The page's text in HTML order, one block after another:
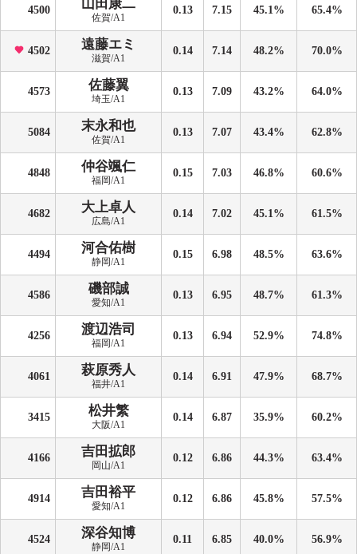
4500 山田康二
佐賀/A1
0.13 7.15 45.1% 65.4%
4502 遠藤エミ
滋賀/A1
0.14 7.14 48.2% 70.0%
4573 佐藤翼
埼玉/A1
0.13 7.09 43.2% 64.0%
5084 末永和也
佐賀/A1
0.13 7.07 43.4% 62.8%
4848 仲谷颯仁
福岡/A1
0.15 7.03 46.8% 60.6%
4682 大上卓人
広島/A1
0.14 7.02 45.1% 61.5%
4494 河合佑樹
静岡/A1
0.15 6.98 48.5% 63.6%
4586 磯部誠
愛知/A1
0.13 6.95 48.7% 61.3%
4256 渡辺浩司
福岡/A1
0.13 6.94 52.9% 74.8%
4061 萩原秀人
福井/A1
0.14 6.91 47.9% 68.7%
3415 松井繁
大阪/A1
0.14 6.87 35.9% 60.2%
4166 吉田拡郎
岡山/A1
0.12 6.86 44.3% 63.4%
4914 吉田裕平
愛知/A1
0.12 6.86 45.8% 57.5%
4524 深谷知博
静岡/A1
0.11 6.85 40.0% 56.9%